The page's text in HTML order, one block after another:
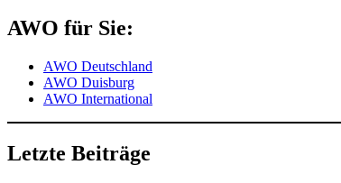
AWO für Sie:
AWO Deutschland
AWO Duisburg
AWO International
Letzte Beiträge